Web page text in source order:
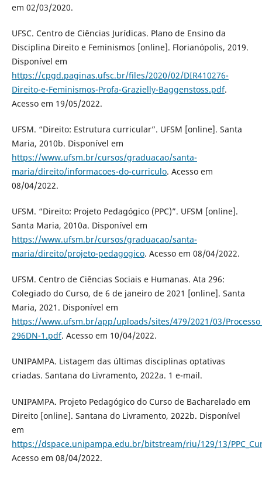
em 02/03/2020.
UFSC. Centro de Ciências Jurídicas. Plano de Ensino da
Disciplina Direito e Feminismos [online]. Florianópolis, 2019.
Disponível em
https://cpgd.paginas.ufsc.br/files/2020/02/DIR410276-
Direito-e-Feminismos-Profa-Grazielly-Baggenstoss.pdf.
Acesso em 19/05/2022.
UFSM. “Direito: Estrutura curricular”. UFSM [online]. Santa
Maria, 2010b. Disponível em
https://www.ufsm.br/cursos/graduacao/santa-
maria/direito/informacoes-do-curriculo. Acesso em
08/04/2022.
UFSM. “Direito: Projeto Pedagógico (PPC)”. UFSM [online].
Santa Maria, 2010a. Disponível em
https://www.ufsm.br/cursos/graduacao/santa-
maria/direito/projeto-pedagogico. Acesso em 08/04/2022.
UFSM. Centro de Ciências Sociais e Humanas. Ata 296:
Colegiado do Curso, de 6 de janeiro de 2021 [online]. Santa
Maria, 2021. Disponível em
https://www.ufsm.br/app/uploads/sites/479/2021/03/
296DN-1.pdf. Acesso em 10/04/2022.
UNIPAMPA. Listagem das últimas disciplinas optativas
criadas. Santana do Livramento, 2022a. 1 e-mail.
UNIPAMPA. Projeto Pedagógico do Curso de Bacharelado em
Direito [online]. Santana do Livramento, 2022b. Disponível
em
https://dspace.unipampa.edu.br/bitstream/riu/129/13/
Acesso em 08/04/2022.